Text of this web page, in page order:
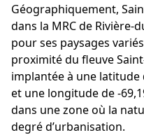
Géographiquement,
dans la MRC de Rivière-
pour ses paysages
proximité du fleuve
implantée à une latitude
et une longitude de -
dans une zone où la
degré d’urbanisation.